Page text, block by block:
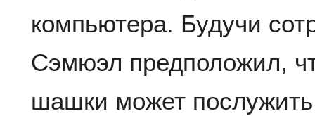
компьютера. Будучи
Сэмюэл предположил,
шашки может